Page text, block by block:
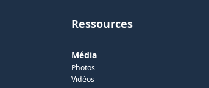
Ressources
Média
Photos
Vidéos